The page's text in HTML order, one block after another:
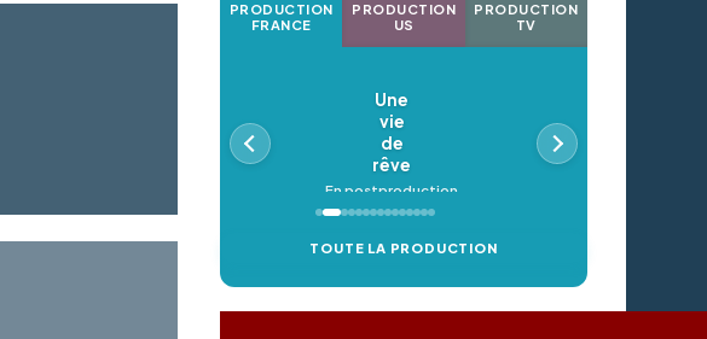
PRODUCTION
FRANCE
PRODUCTION
US
PRODUCTION
TV
Une
vie
de
rêve
En postproduction
TOUTE LA PRODUCTION